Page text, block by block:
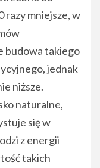
razy mniejsze, w
budowa takiego
jednak
niższe.
naturalne,
się w
z energii
takich